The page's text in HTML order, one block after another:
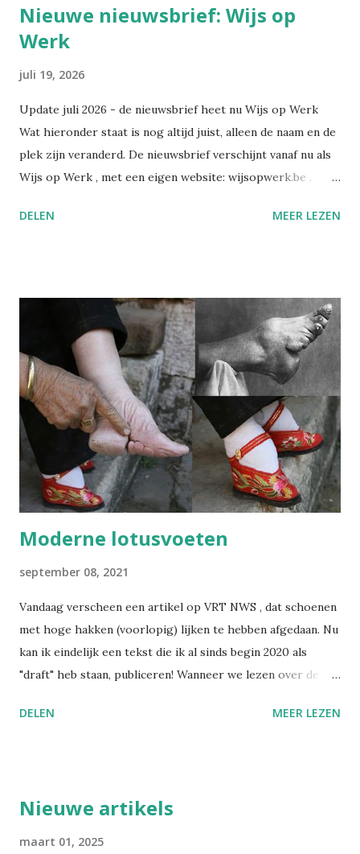
Nieuwe nieuwsbrief: Wijs op
Werk
juli 19, 2026
Update juli 2026 - de nieuwsbrief heet nu Wijs op Werk
Wat hieronder staat is nog altijd juist, alleen de naam en de
plek zijn veranderd. De nieuwsbrief verschijnt vanaf nu als
Wijs op Werk , met een eigen website: wijsopwerk.be .
gaat: welzijn, preventie, verzuim- en re-integratiebeleid,
voortaan op wijsopwerk.be . Inschrijven kan daar
rechtstreeks: wijsopwerk.be/nieuwsbrief . -- Juli 2025
Sinds kort heb ik op LinkedIn een nieuwsbrief gelanceerd:
Wegwijs in welzijn. Daarin bundel ik wekelijks de artikels
die ik publiceer over welzijn, preventie en
arbeidsgezondheid. De reden? Er verschijnt zoveel
informatie, wetswijzigingen en opinies dat het soms
moeilijk is om het overzicht te bewaren. Met deze
nieuwsbrief wil ik alles bundelen en gestructureerd ...
DELEN MEER LEZEN
Moderne lotusvoeten
september 08, 2021
Vandaag verscheen een artikel op VRT NWS , dat schoenen
met hoge hakken (voorlopig) lijken te hebben afgedaan. Nu
kan ik eindelijk een tekst die ik al sinds begin 2020 als
"draft" heb staan, publiceren! Wanneer we lezen over de
we van zulke barbaarse martelpraktijken. Hoe heeft een
beoordelen, wanneer je zelf in die cultuur verweven zit.
DELEN MEER LEZEN
Nieuwe artikels
maart 01, 2025